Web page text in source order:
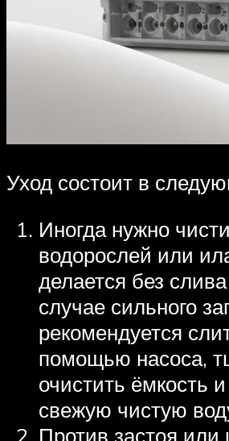
Уход состоит в
Иногда нужно
водорослей или
делается без
случае сильного
рекомендуется
помощью насоса,
очистить ёмкость
свежую чистую
Против застоя или